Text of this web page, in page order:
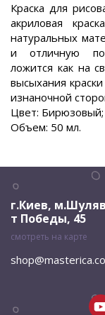
Краска для
акриловая
натуральных
и отличную
ложится как на
высыхания
изнаночной
Цвет: Бирюзовый;
Объем: 50 мл.
г.Киев,
т Победы, 45
смотреть на карте